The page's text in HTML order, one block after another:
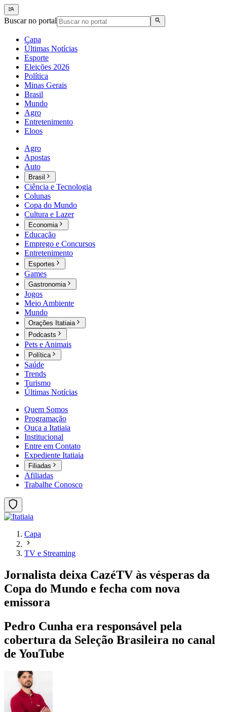
Buscar no portal
Capa
Últimas Notícias
Esporte
Eleições 2026
Política
Minas Gerais
Brasil
Mundo
Agro
Entretenimento
Eloos
Agro
Apostas
Auto
Brasil
Ciência e Tecnologia
Colunas
Copa do Mundo
Cultura e Lazer
Economia
Educação
Emprego e Concursos
Entretenimento
Esportes
Games
Gastronomia
Jogos
Meio Ambiente
Mundo
Orações Itatiaia
Podcasts
Pets e Animais
Política
Saúde
Trends
Turismo
Últimas Notícias
Quem Somos
Programação
Ouça a Itatiaia
Institucional
Entre em Contato
Expediente Itatiaia
Filiadas
Afiliadas
Trabalhe Conosco
Capa
TV e Streaming
Jornalista deixa CazéTV às vésperas da
Copa do Mundo e fecha com nova
emissora
Pedro Cunha era responsável pela
cobertura da Seleção Brasileira no canal
de YouTube